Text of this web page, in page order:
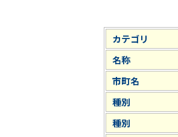
カテゴリ
名称
市町名
種別
種別